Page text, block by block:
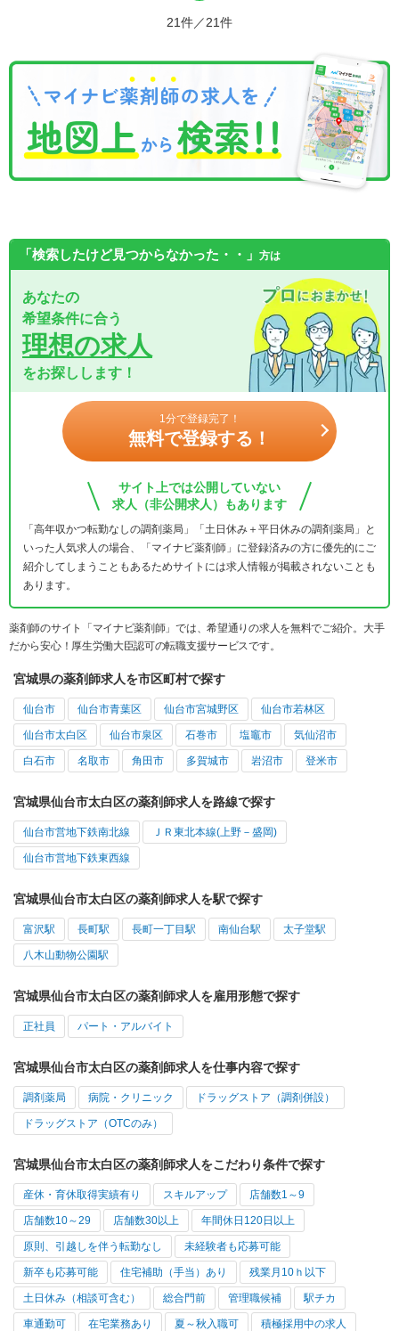
21件／21件
「検索したけど見つからなかった・・」 方は
あなたの
希望条件に合う
理想の求人
をお探しします！
1分で登録完了！
無料で登録する！
サイト上では公開していない
求人（非公開求人）もあります
「高年収かつ転勤なしの調剤薬局」「土日休み＋平日休みの調剤薬局」と
いった人気求人の場合、「マイナビ薬剤師」に登録済みの方に優先的にご
紹介してしまうこともあるためサイトには求人情報が掲載されないことも
あります。
薬剤師のサイト「マイナビ薬剤師」では、希望通りの求人を無料でご紹介。大手
だから安心！厚生労働大臣認可の転職支援サービスです。
宮城県の薬剤師求人を市区町村で探す
仙台市 仙台市青葉区 仙台市宮城野区 仙台市若林区
仙台市太白区 仙台市泉区 石巻市 塩竈市 気仙沼市
白石市 名取市 角田市 多賀城市 岩沼市 登米市
宮城県仙台市太白区の薬剤師求人を路線で探す
仙台市営地下鉄南北線 ＪＲ東北本線(上野－盛岡)
仙台市営地下鉄東西線
宮城県仙台市太白区の薬剤師求人を駅で探す
富沢駅 長町駅 長町一丁目駅 南仙台駅 太子堂駅
八木山動物公園駅
宮城県仙台市太白区の薬剤師求人を雇用形態で探す
正社員 パート・アルバイト
宮城県仙台市太白区の薬剤師求人を仕事内容で探す
調剤薬局 病院・クリニック ドラッグストア（調剤併設）
ドラッグストア（OTCのみ）
宮城県仙台市太白区の薬剤師求人をこだわり条件で探す
産休・育休取得実績有り スキルアップ 店舗数1～9
店舗数10～29 店舗数30以上 年間休日120日以上
原則、引越しを伴う転勤なし 未経験者も応募可能
新卒も応募可能 住宅補助（手当）あり 残業月10ｈ以下
土日休み（相談可含む） 総合門前 管理職候補 駅チカ
車通勤可 在宅業務あり 夏～秋入職可 積極採用中の求人